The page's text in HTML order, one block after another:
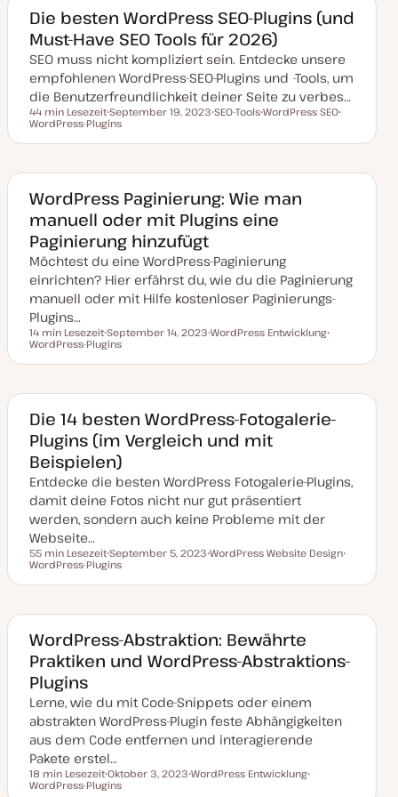
k
t
u
a
l
s
i
e
r
t
Die besten WordPress SEO-Plugins (und
Must-Have SEO Tools für 2026)
SEO muss nicht kompliziert sein. Entdecke unsere
empfohlenen WordPress-SEO-Plugins und -Tools, um
die Benutzerfreundlichkeit deiner Seite zu verbes…
Lesezeit
44 min Lesezeit
D
t
m
k
t
u
a
l
i
s
i
e
r
September 19, 2023
e
a
SEO-Tools
e
a
WordPress SEO
e
a
WordPress-Plugins
WordPress Paginierung: Wie man
manuell oder mit Plugins eine
Paginierung hinzufügt
Möchtest du eine WordPress-Paginierung
einrichten? Hier erfährst du, wie du die Paginierung
manuell oder mit Hilfe kostenloser Paginierungs-
Plugins…
Lesezeit
14 min Lesezeit
D
t
m
k
t
u
a
l
s
e
r
September 14, 2023
e
a
WordPress Entwicklung
e
a
WordPress-Plugins
Die 14 besten WordPress-Fotogalerie-
Plugins (im Vergleich und mit
Beispielen)
Entdecke die besten WordPress Fotogalerie-Plugins,
damit deine Fotos nicht nur gut präsentiert
werden, sondern auch keine Probleme mit der
Webseite…
Lesezeit
55 min Lesezeit
D
t
m
k
t
u
a
s
i
e
r
September 5, 2023
e
a
WordPress Website Design
e
a
WordPress-Plugins
WordPress-Abstraktion: Bewährte
Praktiken und WordPress-Abstraktions-
Plugins
Lerne, wie du mit Code-Snippets oder einem
abstrakten WordPress-Plugin feste Abhängigkeiten
aus dem Code entfernen und interagierende
Pakete erstel…
Lesezeit
18 min Lesezeit
D
Oktober 3, 2023 WordPress Entwicklung
WordPress-Plugins